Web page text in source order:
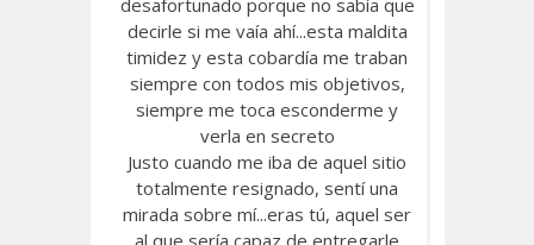
decirle si me vaía ahí...esta maldita
timidez y esta cobardía me traban
siempre con todos mis objetivos,
siempre me toca esconderme y
verla en secreto
Justo cuando me iba de aquel sitio
totalmente resignado, sentí una
mirada sobre mí...eras tú, aquel ser
al que sería capaz de entregarle